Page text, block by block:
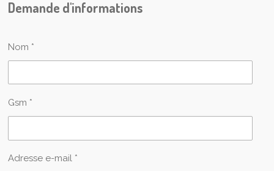
Demande d'informations
Nom *
Gsm *
Adresse e-mail *